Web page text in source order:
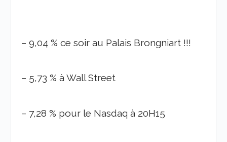
– 9,04 % ce soir au Palais Brongniart !!!
– 5,73 % à Wall Street
– 7,28 % pour le Nasdaq à 20H15